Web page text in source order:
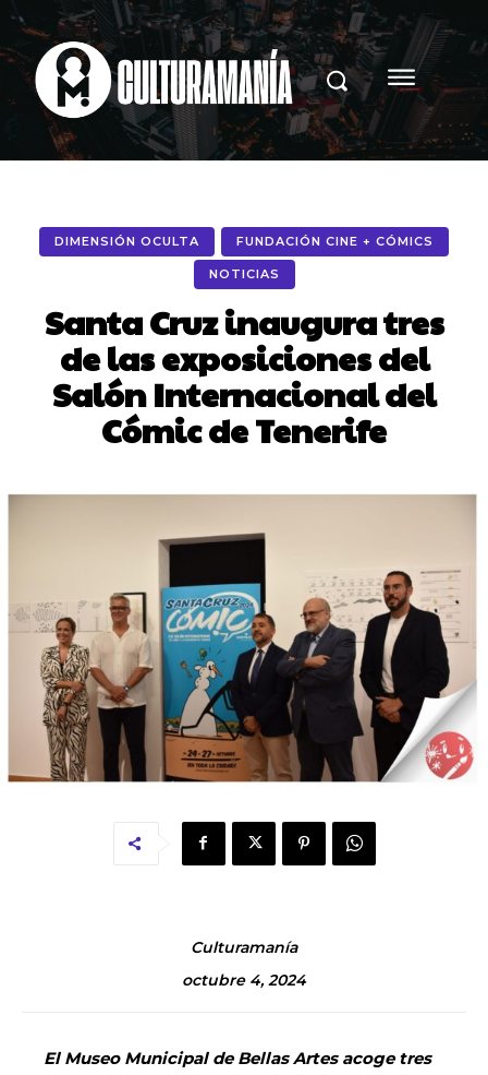
DIMENSIÓN OCULTA FUNDACIÓN CINE + CÓMICS
NOTICIAS
Santa Cruz inaugura tres
de las exposiciones del
Salón Internacional del
Cómic de Tenerife
Culturamanía
octubre 4, 2024
El Museo Municipal de Bellas Artes acoge tres